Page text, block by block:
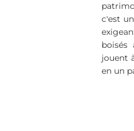
c'est
jouent
en un